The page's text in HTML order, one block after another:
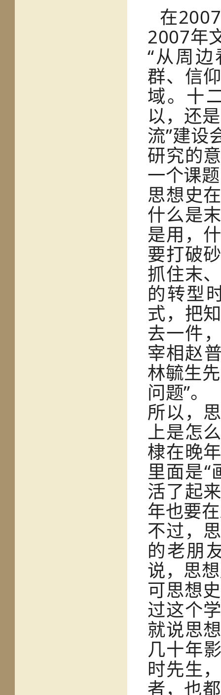
在
2007年
“从周
群、信
域。十
以，还
流”建设
研究的
一个课
思想史
什么是
是用，
要打破
抓住末
的转型
式，把
去一件
宰相赵
林毓生
问题”。
所以，
上是怎
棣在晚
里面是“
活了起
年也要
不过，
的老朋
说，思
可思想
过这个
就说思
几十年
时先生
者，也